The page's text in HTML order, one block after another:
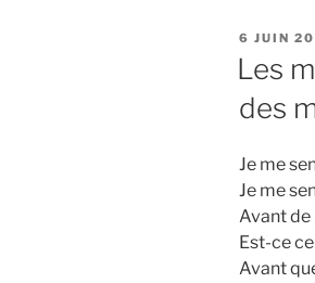
PUBLIÉ
6 JUIN
Les
des
Je me
Je me
Avant de
Est-ce
Avant